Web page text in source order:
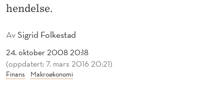
E
R
D
AvSigrid Folkestad
24. oktober 2008 20:18
(oppdatert: 7. mars 2016 20:21)
Finans Makroøkonomi
hendelse.